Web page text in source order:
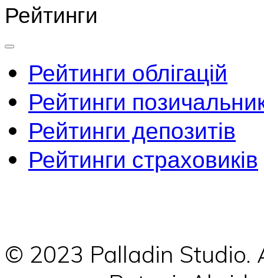
Рейтинги
Рейтинги облігацій
Рейтинги
Рейтинги депозитів
Рейтинги страховиків
© 2023 Palladin